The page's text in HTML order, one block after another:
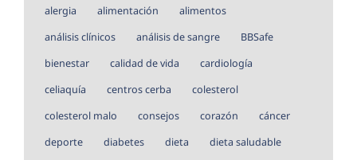
alergia alimentación
alimentos
análisis clínicos
análisis de sangre
BBSafe
bienestar
calidad de vida
cardiología
celiaquía
centros cerba
colesterol
colesterol malo
consejos corazón
cáncer
deporte
diabetes dieta
dieta saludable